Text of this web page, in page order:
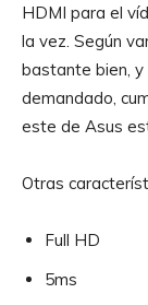
HDMI para el
la vez. Según
bastante bien,
demandado,
este de Asus
Otras
Full HD
5ms